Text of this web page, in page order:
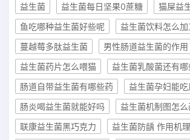
益生菌 益生菌每日坚果0蔗糖
猫屎益
鱼吃哪种益生菌好些呢
益生菌饮料怎么加
蔓越莓多肽益生菌
男性肠道益生菌的作用
益生菌药片怎么喂猫
益生菌乳酸菌还有哪
肠道自带益生菌有哪些药
益生菌孕妇能
肠炎喝益生菌就能好吗
益生菌机制图怎么
联康益生菌黑巧克力
益生菌防龋 作用机